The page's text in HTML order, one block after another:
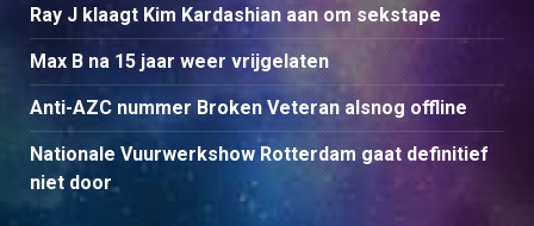
Ray J klaagt Kim Kardashian aan om sekstape
Max B na 15 jaar weer vrijgelaten
Anti-AZC nummer Broken Veteran alsnog offline
Nationale Vuurwerkshow Rotterdam gaat definitief
niet door